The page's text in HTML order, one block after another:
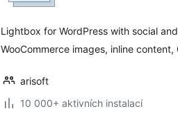
Lightbox for WordPress with social
WooCommerce images, inline content,
arisoft
10 000+ aktivních instalací